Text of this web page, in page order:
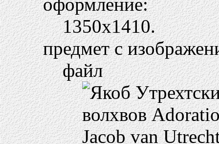
1350х1410.
предмет с
файл